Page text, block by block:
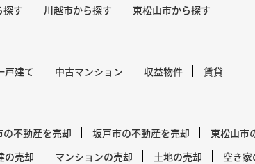
探す 川越市から探す 東松山市から探す
戸建て 中古マンション 収益物件 賃貸
の不動産を売却 坂戸市の不動産を売却
東松山市
の売却 マンションの売却 土地の売却 空き